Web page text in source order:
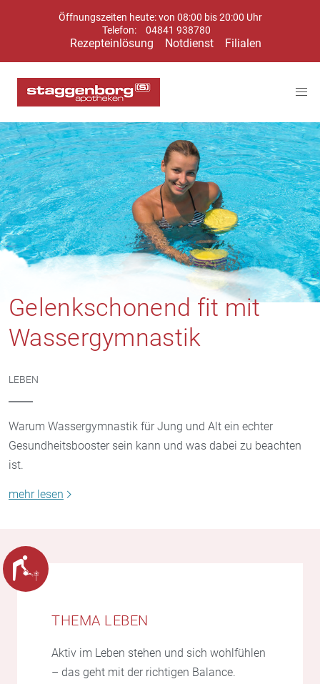
Öffnungszeiten heute: von 08:00 bis 20:00 Uhr
Telefon:
04841 938780
Rezepteinlösung Notdienst Filialen
Gelenkschonend fit mit
Wassergymnastik
LEBEN
Warum Wassergymnastik für Jung und Alt ein echter
Gesundheitsbooster sein kann und was dabei zu beachten
ist.
mehr lesen
THEMA LEBEN
Aktiv im Leben stehen und sich wohlfühlen
– das geht mit der richtigen Balance.